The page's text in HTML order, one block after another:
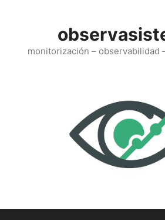
monitorización – observabilidad